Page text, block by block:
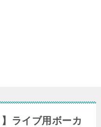
ライブ用ボーカ